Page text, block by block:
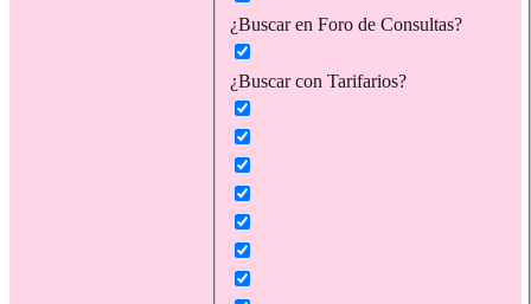
¿Buscar en Foro de Consultas?
¿Buscar con Tarifarios?